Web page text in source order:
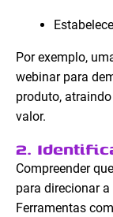
Por exemplo,
webinar para
produto,
valor.
2.
Compreender
para direcionar
Ferramentas